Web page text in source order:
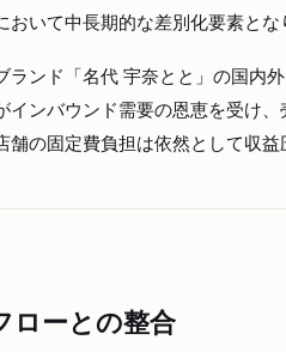
おいて中長期的な差別化要素とな
ランド「名代 宇奈とと」の国内
インバウンド需要の恩恵を受け
舗の固定費負担は依然として収益
ローとの整合